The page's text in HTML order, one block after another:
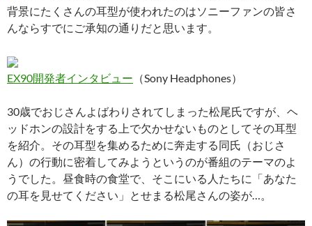
背景にたくさんの耳型が使われたのはソニーファンの皆さ
んならすでにご承知の通りだと思います。
EX90開発者インタビュー （Sony Headphones）
30歳でおじさんよばわりされてしまった松尾氏ですが、ヘ
ッドホンの設計をする上で欠かせないものとしてその耳型
を紹介。その耳型を集めるために奔走する同氏（おじさ
ん）の行動に密着してみようというのが番組のテーマのよ
うでした。昼食時の食堂で、そこにいる人たちに「あなた
の耳を見せてください」とせまる松尾さんの姿が…。